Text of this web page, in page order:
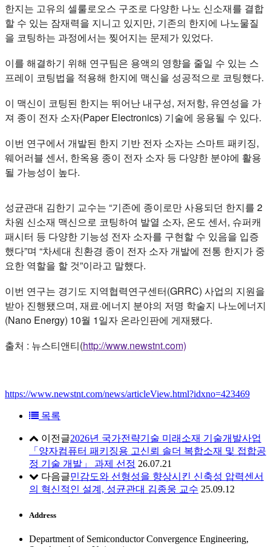
한지는 고유의 셀룰로오스 구조로 다양한 나노 신소재를 결합
할 수 있는 잠재력을 지니고 있지만, 기존의 한지에 나노물질
을 코팅하는 과정에서는 찢어지는 문제가 있었다.
이를 해결하기 위해 연구팀은 용액의 영향을 줄일 수 있는 스
프레이 코팅법을 적용해 한지에 맥신을 성공적으로 코팅했다.
이 맥신이 코팅된 한지는 뛰어난 내구성, 저저항, 유연성을 가
져 종이 전자 소자(Paper Electronics) 기술에 응용될 수 있다.
이번 연구에서 개발된 한지 기반 전자 소자는 스마트 패키징,
웨어러블 센서, 한옥용 종이 전자 소자 등 다양한 분야에 활용
될 가능성이 높다.
성균관대 김한기 교수는 “기존에 종이로만 사용되던 한지를 2
차원 신소재 맥신으로 코팅하여 발열 소자, 온도 센서, 슈퍼캐
패시터 등 다양한 기능성 전자 소자를 구현할 수 있음을 입증
했다”며 “차세대 친환경 종이 전자 소자 개발에 전통 한지가 중
요한 역할을 할 것”이라고 말했다.
이번 연구는 경기도 지역협력연구센터(GRRC) 사업의 지원을
받아 진행됐으며, 재료·에너지 분야의 저명 학술지 나노에너지
(Nano Energy) 10월 1일자 온라인판에 게재됐다.
출처 : 뉴스티앤티(http://www.newstnt.com)
https://www.newstnt.com/news/articleView.html?idxno=423469
목록
이전글2026년 국가전략기술 미래소재 기술개발사업
「양자컴퓨터 패키징용 고신뢰 솔더 복합소재 및 접합공
정 기술 개발」 과제 선정 26.07.21
다음글민감도와 선형성을 향상시킨 신축성 압력센서
의 혁신적인 설계, 성균관대 김종웅 교수 25.09.12
Address
Department of Semiconductor Convergence Engineering,